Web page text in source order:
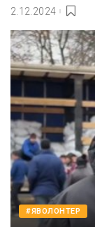
2.12.2024
#ЯВОЛОНТЕР